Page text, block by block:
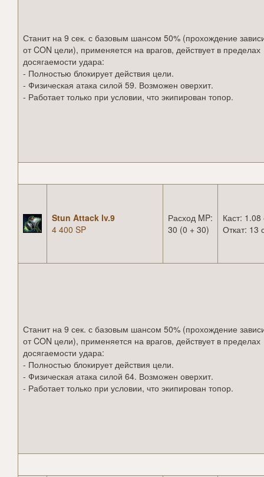
Станит на 9 сек. с базовым шансом 50% (прохождение
от CON цели), применяется на врагов, действует в пределах
досягаемости удара:
- Полностью блокирует действия цели.
- Физическая атака силой 59. Возможен оверхит.
- Работает только при условии, что экипирован топор.
Stun Attack lv.9
4 400 SP
Расход MP:
30 (0 + 30)
Каст: 1.08
Откат: 13
Станит на 9 сек. с базовым шансом 50% (прохождение
от CON цели), применяется на врагов, действует в пределах
досягаемости удара:
- Полностью блокирует действия цели.
- Физическая атака силой 64. Возможен оверхит.
- Работает только при условии, что экипирован топор.